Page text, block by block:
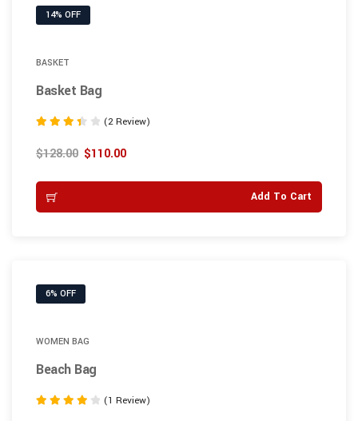
14% OFF
BASKET
Basket Bag
3.50
sur 5
(2 Review)
$128.00 $110.00
Add To Cart
6% OFF
WOMEN BAG
Beach Bag
(1 Review)